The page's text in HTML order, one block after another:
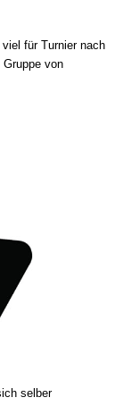
für Turnier nach
von
selber